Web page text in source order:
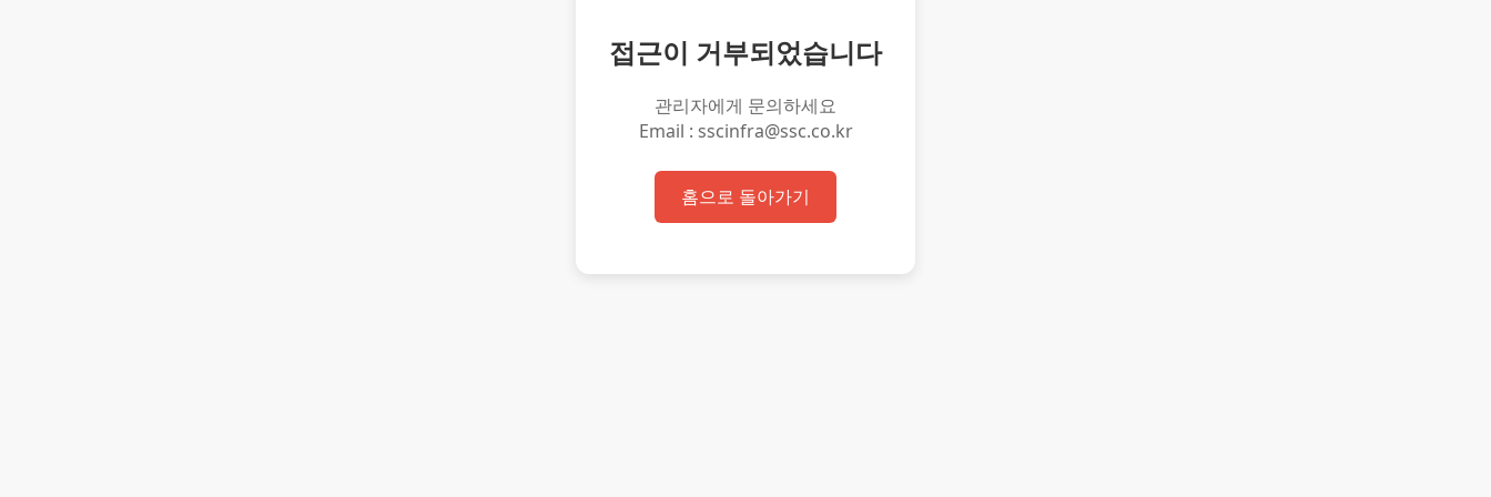
접근이 거부되었습니다
관리자에게 문의하세요
Email : sscinfra@ssc.co.kr
홈으로 돌아가기